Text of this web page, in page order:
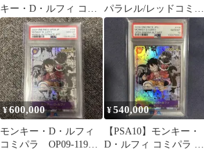
キー・D・ルフィ コミ
パラOP11-118
パラレル/レッドコミパ
ラ OP13-118
¥600,000
モンキー・D・ルフィ
コミパラ OP09-119
¥540,000
【PSA10】モンキー・
D・ルフィ コミパラ ス